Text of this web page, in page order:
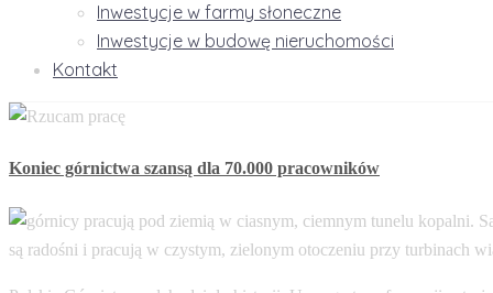
Inwestycje w farmy słoneczne
Inwestycje w budowę nieruchomości
Kontakt
Koniec górnictwa szansą dla 70.000 pracowników